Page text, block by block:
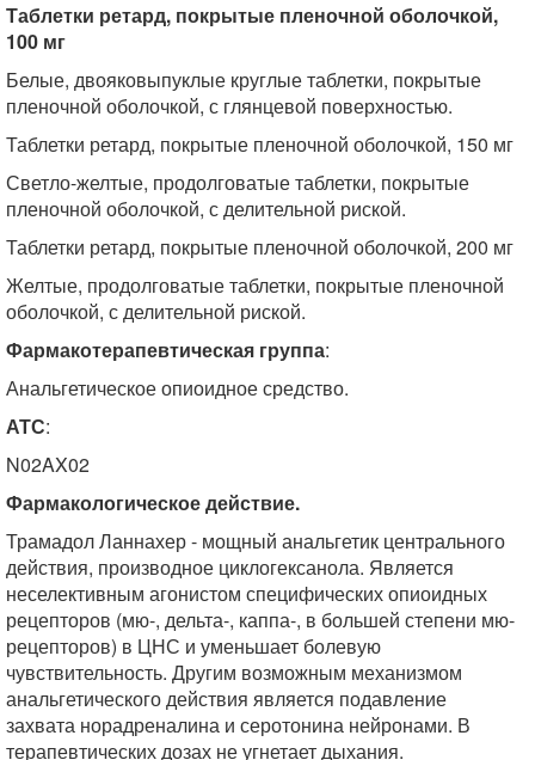
Таблетки ретард, покрытые пленочной оболочкой,
100 мг
Белые, двояковыпуклые круглые таблетки, покрытые
пленочной оболочкой, с глянцевой поверхностью.
Таблетки ретард, покрытые пленочной оболочкой, 150 мг
Светло-желтые, продолговатые таблетки, покрытые
пленочной оболочкой, с делительной риской.
Таблетки ретард, покрытые пленочной оболочкой, 200 мг
Желтые, продолговатые таблетки, покрытые пленочной
оболочкой, с делительной риской.
Фармакотерапевтическая группа:
Анальгетическое опиоидное средство.
АТС:
N02AX02
Фармакологическое действие.
Трамадол Ланнахер - мощный анальгетик центрального
действия, производное циклогексанола. Является
неселективным агонистом специфических опиоидных
рецепторов (мю-, дельта-, каппа-, в большей степени мю-
рецепторов) в ЦНС и уменьшает болевую
чувствительность. Другим возможным механизмом
анальгетического действия является подавление
захвата норадреналина и серотонина нейронами. В
терапевтических дозах не угнетает дыхания.